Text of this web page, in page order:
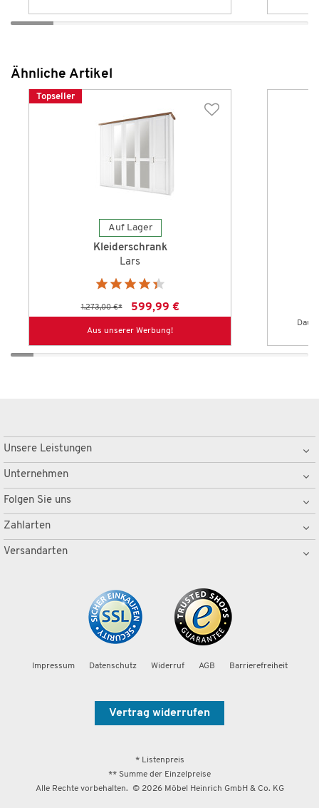
Ähnliche Artikel
Topseller
Auf Lager
Kleiderschrank
Lars
1.273,00 €* 599,99 €
Aus unserer Werbung!
Unsere Leistungen
Unternehmen
Folgen Sie uns
Zahlarten
Versandarten
Impressum Datenschutz Widerruf AGB Barrierefreiheit
Vertrag widerrufen
* Listenpreis
** Summe der Einzelpreise
Alle Rechte vorbehalten. © 2026Möbel Heinrich GmbH & Co. KG